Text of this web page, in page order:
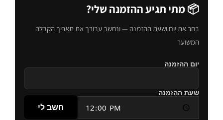
📦 מתי תגיע ההזמנה שלי?
בחר את יום ושעת ההזמנה — ונחשב עבורך את תאריך הקבלה
המשוער
יום ההזמנה
שעת ההזמנה
חשב לי